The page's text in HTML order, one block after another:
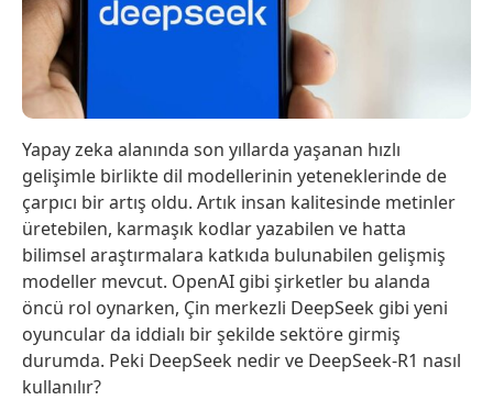
Yapay zeka alanında son yıllarda yaşanan hızlı
gelişimle birlikte dil modellerinin yeteneklerinde de
çarpıcı bir artış oldu. Artık insan kalitesinde metinler
üretebilen, karmaşık kodlar yazabilen ve hatta
bilimsel araştırmalara katkıda bulunabilen gelişmiş
modeller mevcut. OpenAI gibi şirketler bu alanda
öncü rol oynarken, Çin merkezli DeepSeek gibi yeni
oyuncular da iddialı bir şekilde sektöre girmiş
durumda. Peki DeepSeek nedir ve DeepSeek-R1 nasıl
kullanılır?